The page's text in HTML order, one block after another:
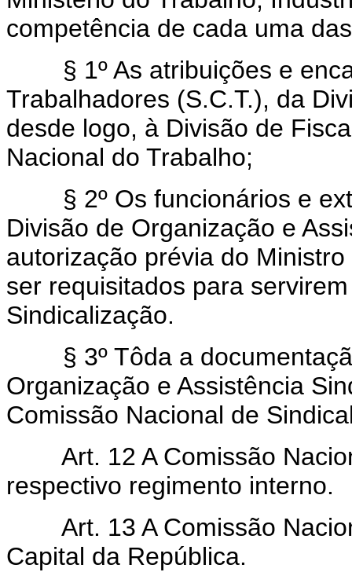
competência de cada uma
§ 1º As atribuições e
Trabalhadores (S.C.T.), da
desde logo, à Divisão de
Nacional do Trabalho;
§ 2º Os funcionários e
Divisão de Organização e
autorização prévia do
ser requisitados para
Sindicalização.
§ 3º Tôda a
Organização e Assistência
Comissão Nacional de
Art. 12 A Comissão
respectivo regimento interno.
Art. 13 A Comissão
Capital da República.